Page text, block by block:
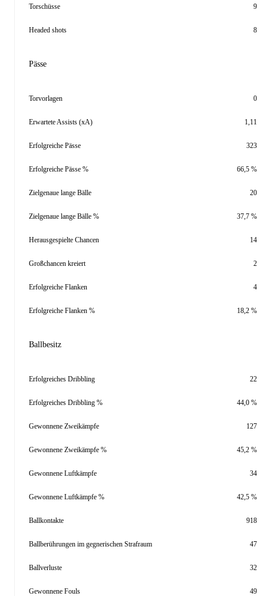
Torschüsse 9
Headed shots 8
Pässe
Torvorlagen 0
Erwartete Assists (xA) 1,11
Erfolgreiche Pässe 323
Erfolgreiche Pässe % 66,5 %
Zielgenaue lange Bälle 20
Zielgenaue lange Bälle % 37,7 %
Herausgespielte Chancen 14
Großchancen kreiert 2
Erfolgreiche Flanken 4
Erfolgreiche Flanken % 18,2 %
Ballbesitz
Erfolgreiches Dribbling 22
Erfolgreiches Dribbling % 44,0 %
Gewonnene Zweikämpfe 127
Gewonnene Zweikämpfe % 45,2 %
Gewonnene Luftkämpfe 34
Gewonnene Luftkämpfe % 42,5 %
Ballkontakte 918
Ballberührungen im gegnerischen Strafraum 47
Ballverluste 32
Gewonnene Fouls 49